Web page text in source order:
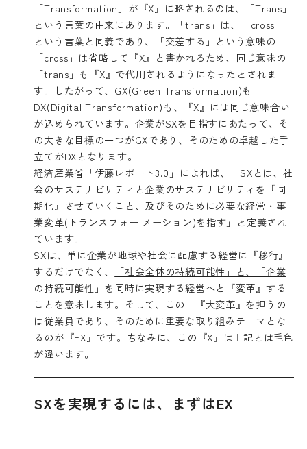
「Transformation」が『X』に略されるのは、「Trans」
という言葉の由来にあります。「trans」は、「cross」
という言葉と同義であり、「交差する」という意味の
「cross」は省略して『X』と書かれるため、同じ意味の
「trans」も『X』で代用されるようになったとされま
す。したがって、GX(Green Transformation)も
DX(Digital Transformation)も、『X』には同じ意味合い
が込められています。企業がSXを目指すにあたって、そ
の大きな目標の一つがGXであり、そのための卓越した手
立てがDXとなります。
経済産業省「伊藤レポート3.0」によれば、「SXとは、社
会のサステナビリティと企業のサステナビリティを『同
期化』させていくこと、及びそのために必要な経営・事
業変革(トランスフォー メーション)を指す」と定義され
ています。
SXは、単に企業が地球や社会に配慮する経営に『移行』
するだけでなく、
「社会全体の持続可能性」と、「企業
の持続可能性」を同時に実現する経営へと『変革』 する
ことを意味します。そして、この 『大変革』を担うの
は従業員であり、そのために重要な取り組みテーマとな
るのが『EX』です。ちなみに、この『X』は上記とは毛色
が違います。
SXを実現するには、まずはEX